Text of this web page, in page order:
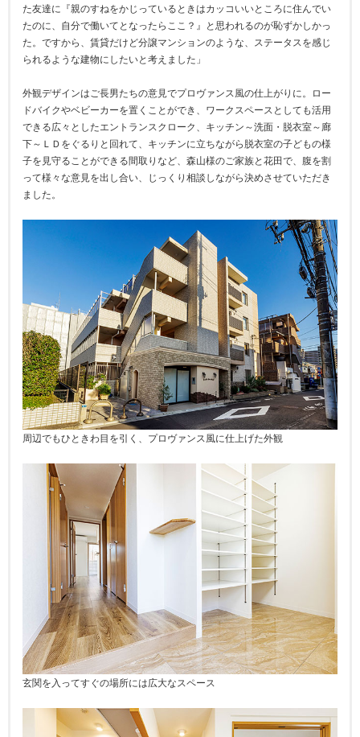
た友達に『親のすねをかじっているときはカッコいいところに住んでい
たのに、自分で働いてとなったらここ？』と思われるのが恥ずかしかっ
た。ですから、賃貸だけど分譲マンションのような、ステータスを感じ
られるような建物にしたいと考えました」
外観デザインはご長男たちの意見でプロヴァンス風の仕上がりに。ロー
ドバイクやベビーカーを置くことができ、ワークスペースとしても活用
できる広々としたエントランスクローク、キッチン～洗面・脱衣室～廊
下～ＬＤをぐるりと回れて、キッチンに立ちながら脱衣室の子どもの様
子を見守ることができる間取りなど、森山様のご家族と花田で、腹を割
って様々な意見を出し合い、じっくり相談しながら決めさせていただき
ました。
周辺でもひときわ目を引く、プロヴァンス風に仕上げた外観
玄関を入ってすぐの場所には広大なスペース